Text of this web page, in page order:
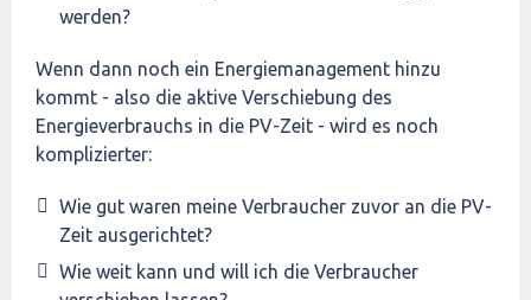
werden?
Wenn dann noch ein Energiemanagement hinzu
kommt - also die aktive Verschiebung des
Energieverbrauchs in die PV-Zeit - wird es noch
komplizierter:
Wie gut waren meine Verbraucher zuvor an die PV-
Zeit ausgerichtet?
Wie weit kann und will ich die Verbraucher